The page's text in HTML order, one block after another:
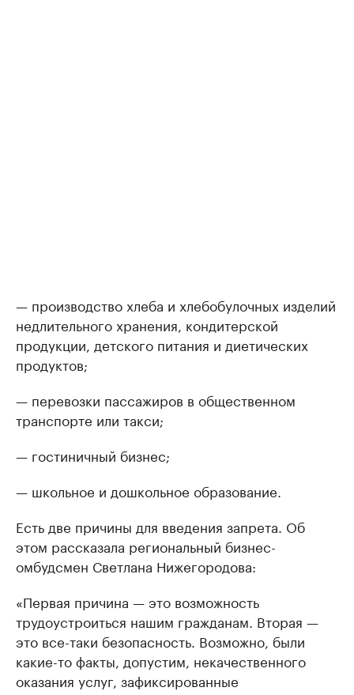
— производство хлеба и хлебобулочных изделий
недлительного хранения, кондитерской
продукции, детского питания и диетических
продуктов;
— перевозки пассажиров в общественном
транспорте или такси;
— гостиничный бизнес;
— школьное и дошкольное образование.
Есть две причины для введения запрета. Об
этом рассказала региональный бизнес-
омбудсмен Светлана Нижегородова:
«Первая причина — это возможность
трудоустроиться нашим гражданам. Вторая —
это все-таки безопасность. Возможно, были
какие-то факты, допустим, некачественного
оказания услуг, зафиксированные